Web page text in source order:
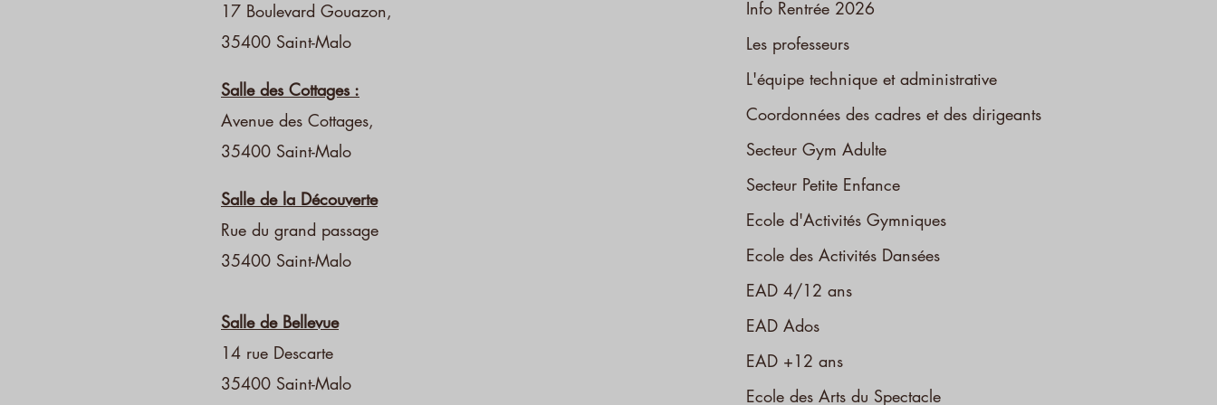
17 Boulevard Gouazon,
35400 Saint-Malo
Salle des Cottages :
Avenue des Cottages,
35400 Saint-Malo
Salle de la Découverte
Rue du grand passage
35400 Saint-Malo
Salle de Bellevue
14 rue Descarte
35400 Saint-Malo
Info Rentrée 2026
Les professeurs
L'équipe technique et administrative
Coordonnées des cadres et des dirigeants
Secteur Gym Adulte
Secteur Petite Enfance
Ecole d'Activités Gymniques
Ecole des Activités Dansées
EAD 4/12 ans
EAD Ados
EAD +12 ans
Ecole des Arts du Spectacle